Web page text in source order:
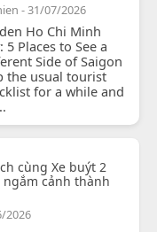
- 31/07/2026
Ho Chi Minh
5 Places to See a
Side of Saigon
the usual tourist
for a while and
cùng Xe buýt 2
cảnh thành
2026